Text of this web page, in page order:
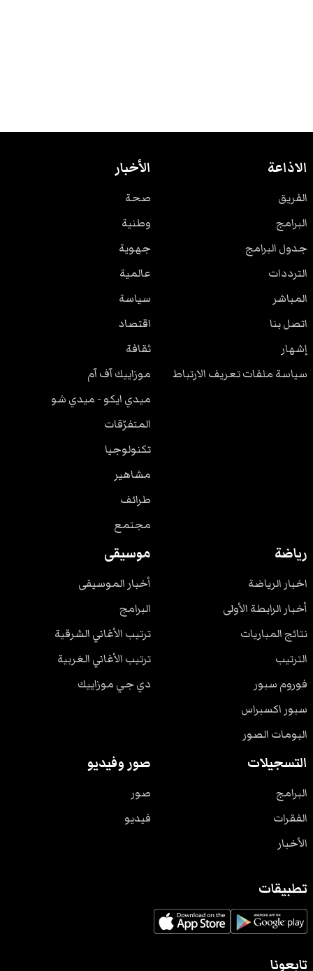
الاذاعة
الفريق
البرامج
جدول البرامج
الترددات
المباشر
اتصل بنا
إشهار
سياسة ملفات تعريف الارتباط
الأخبار
صحة
وطنية
جهوية
عالمية
سياسة
اقتصاد
ثقافة
موزاييك آف آم
ميدي ايكو - ميدي شو
المتفرّقات
تكنولوجيا
مشاهير
طرائف
مجتمع
رياضة
اخبار الرياضة
أخبار الرابطة الأولى
نتائج المباريات
الترتيب
فوروم سبور
سبور اكسبراس
البومات الصور
موسيقى
أخبار الموسيقى
البرامج
ترتيب الأغاني الشرقية
ترتيب الأغاني الغربية
دي جي موزاييك
التسجيلات
البرامج
الفقرات
الأخبار
صور وفيديو
صور
فيديو
تطبيقات
تابعونا